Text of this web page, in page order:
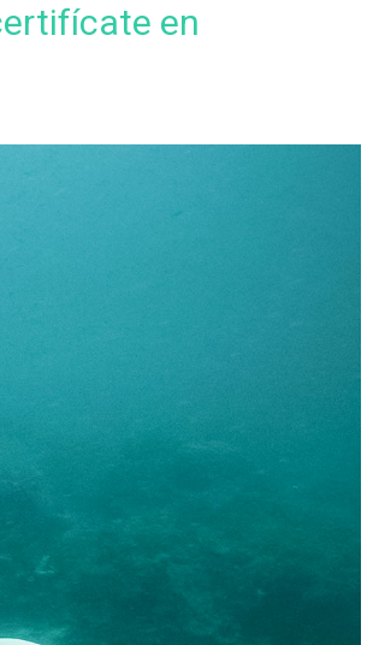
en